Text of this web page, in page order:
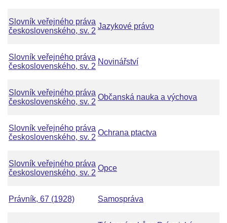
Slovník veřejného práva
československého, sv. 2
Jazykové právo
Slovník veřejného práva
československého, sv. 2
Novinářství
Slovník veřejného práva
československého, sv. 2
Občanská nauka a výchova
Slovník veřejného práva
československého, sv. 2
Ochrana ptactva
Slovník veřejného práva
československého, sv. 2
Opce
Právník, 67 (1928) Samospráva